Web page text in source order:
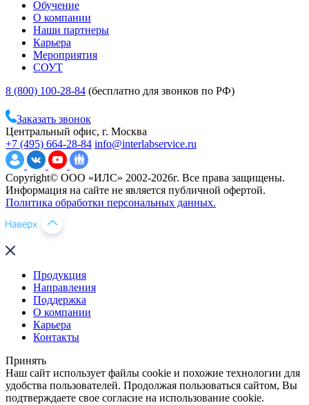
Обучение
О компании
Наши партнеры
Карьера
Мероприятия
СОУТ
8 (800) 100-28-84 (бесплатно для звонков по РФ)
Заказать звонок
Центральный офис, г. Москва
+7 (495) 664-28-84 info@interlabservice.ru
Copyright© ООО «ИЛС» 2002-2026г. Все права защищены.
Информация на сайте не является публичной офертой.
Политика обработки персональных данных.
Продукция
Направления
Поддержка
О компании
Карьера
Контакты
Принять
Наш сайт использует файлы cookie и похожие технологии для
удобства пользователей. Продолжая пользоваться сайтом, Вы
подтверждаете свое согласие на использование cookie.